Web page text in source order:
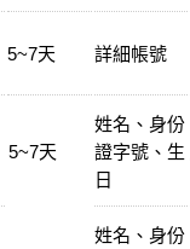
5~7天 詳細帳號
5~7天
姓名、身份
證字號、生
日
姓名、身份